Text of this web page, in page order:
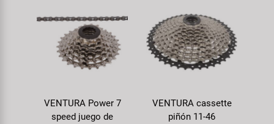
VENTURA Power 7
speed juego de
VENTURA cassette
piñón 11-46